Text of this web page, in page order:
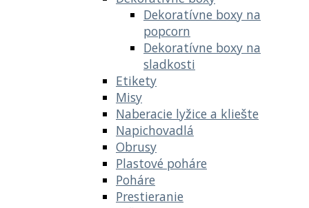
Dekoratívne boxy na
popcorn
Dekoratívne boxy na
sladkosti
Etikety
Misy
Naberacie lyžice a kliešte
Napichovadlá
Obrusy
Plastové poháre
Poháre
Prestieranie